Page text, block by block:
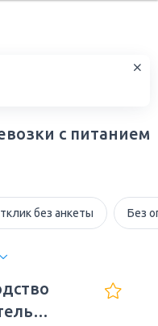
с питанием
без анкеты Без